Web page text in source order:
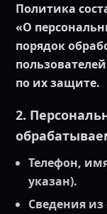
Политика
«О
порядок
по их защите.
2.
Телефон,
указан).
Сведения